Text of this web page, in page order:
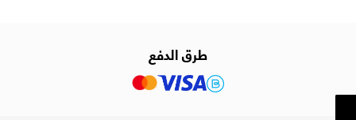
طرق الدفع